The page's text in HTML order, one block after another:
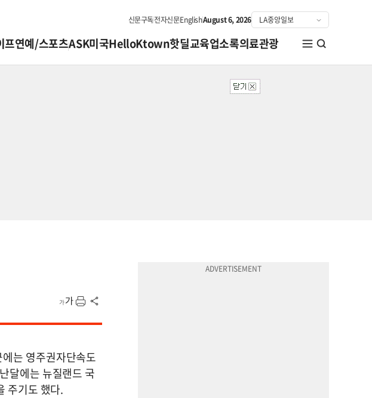
신문구독전자신문EnglishAugust 6, 2026
프연예/스포츠ASK미국HelloKtown핫딜교육업소록의료관광
는 영주권자단속도
달에는 뉴질랜드 국
주기도 했다.